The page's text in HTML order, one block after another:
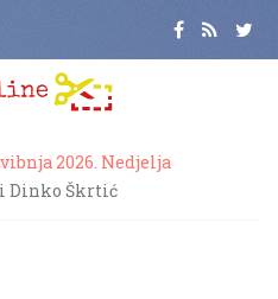
2026. Nedjelja
Dinko Škrtić